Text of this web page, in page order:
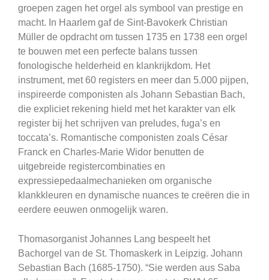
groepen zagen het orgel als symbool van prestige en
macht. In Haarlem gaf de Sint-Bavokerk Christian
Müller de opdracht om tussen 1735 en 1738 een orgel
te bouwen met een perfecte balans tussen
fonologische helderheid en klankrijkdom. Het
instrument, met 60 registers en meer dan 5.000 pijpen,
inspireerde componisten als Johann Sebastian Bach,
die expliciet rekening hield met het karakter van elk
register bij het schrijven van preludes, fuga’s en
toccata’s. Romantische componisten zoals César
Franck en Charles-Marie Widor benutten de
uitgebreide registercombinaties en
expressiepedaalmechanieken om organische
klankkleuren en dynamische nuances te creëren die in
eerdere eeuwen onmogelijk waren.
Thomasorganist Johannes Lang bespeelt het
Bachorgel van de St. Thomaskerk in Leipzig. Johann
Sebastian Bach (1685-1750). “Sie werden aus Saba